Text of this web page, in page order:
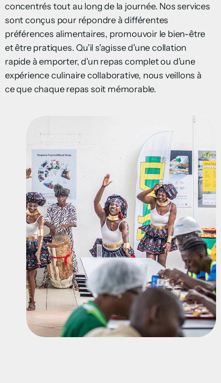
concentrés tout au long de la journée. Nos services
sont conçus pour répondre à différentes
préférences alimentaires, promouvoir le bien-être
et être pratiques. Qu'il s'agisse d'une collation
rapide à emporter, d'un repas complet ou d'une
expérience culinaire collaborative, nous veillons à
ce que chaque repas soit mémorable.